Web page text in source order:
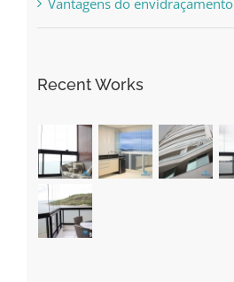
Vantagens do envidraçamento
Recent Works